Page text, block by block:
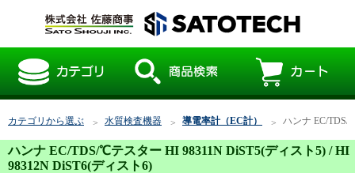
カテゴリから選ぶ 水質検査機器 導電率計（EC計） ハンナ EC/TDS/
ハンナ EC/TDS/℃テスター HI 98311N DiST5(ディスト5) / HI
98312N DiST6(ディスト6)